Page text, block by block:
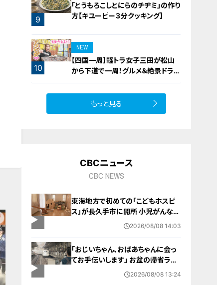
9
「とうもろこしとにらのチヂミ」の作り
方【キユーピー３分クッキング】
10
NEW
【四国一周】軽トラ女子三田が松山
から下道で一周！グルメ＆絶景ドライ
ブ⑳
もっと見る
CBCニュース
CBC NEWS
東海地方で初めての「こどもホスピ
ス」が長久手市に開所 小児がんなど
重い病気の子どもと家族を支える施
2026/08/08 14:03
「おじいちゃん、おばあちゃんに会っ
てお手伝いします」 お盆の帰省ラッ
シュが本格化 東海道新幹線下りがピ
2026/08/08 13:24